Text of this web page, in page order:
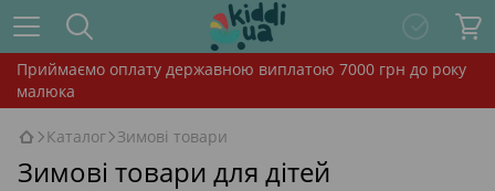
Приймаємо оплату державною виплатою 7000 грн до року
малюка
Каталог Зимові товари
Зимові товари для дітей